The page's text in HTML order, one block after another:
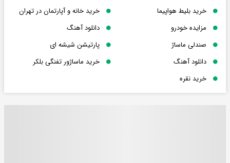
خرید بلیط هواپیما
خرید خانه و آپارتمان در تهران
مزایده خودرو
دانلود آهنگ
صندلی ماساژ
پارتیشن شیشه ای
دانلود آهنگ
خرید ماساژور تفنگی بلکر
خرید نقره